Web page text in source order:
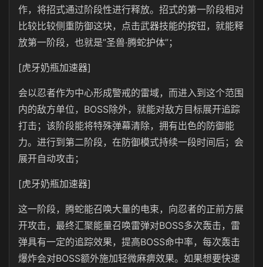
作，将招式通过阶段性进行释放。招式的第一阶段相对
比较比较侧重防御这块，点击武器技能的按钮，就能释
放第一阶段，也就是”圣兽·腾蛇护体”；
[虎牙奶瓶加速器]
会以忍者作为中心形成警戒的雷域，而进入到这个范围
内的敌方单位，BOSS除外，就能对敌方目标展开追踪
打击；该阶段能将特殊弹幕清除，拥有出色的防御能
力。进行到第二阶段，在防御模式持续一段时间后；会
展开自动攻击；
[虎牙奶瓶加速器]
这一阶段，腾蛇能召唤大量的电束，向忍者的正前方展
开攻击，最终汇聚能量召唤雷弹对BOSS多次轰击，雷
弹具有一定的追踪效果，提高BOSS命中率，每次轰击
爆炸会对BOSS额外施加轻微麻痹效果。如果想要快速